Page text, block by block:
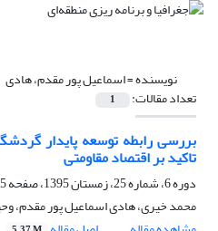
نویسنده =اسماعیل پور مقدم، هادی
تعداد مقالات: 1
بررسی رابطه توسعه پایدار
تاکید بر اقتصاد مقاومتی
دوره 6، شماره 25، زمستان 1395، صفحه
محمد خیری، هادی اسماعیل پور مقدم،